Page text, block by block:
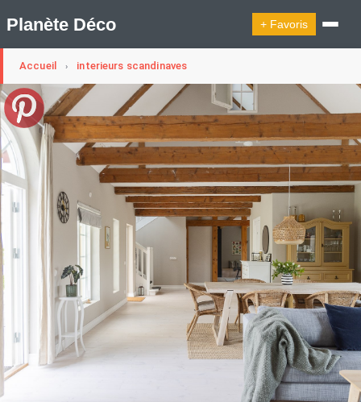
Planète Déco + Favoris
🛍︎ Shop Planète Déco ℹ︎ À propos
Appartement Design Cabanes
Decoration Noël
Design Suédois En Quelques Photos
Idées Déco En 10 Photos
La Semaine Décoration Et Design
Maison En Ville
Méli-Mélo Suédois
Publi Reportage
Tendance
Interieurs Scandinaves
La Décoration Selon Votre Signe Astrologique
Les Trouvailles Déco Du Jour
Loft
Maison Appartement Écologique
Maison Container/container House
Maison D'hôtes
Maison Et Appartement Vintage
On Décode La Déco
Question De Style
Renovation
Accueil › interieurs scandinaves